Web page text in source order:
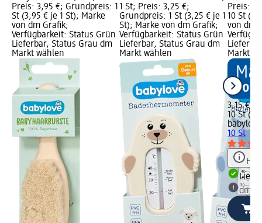
Preis: 3,95 €; Grundpreis: 1
St (3,95 € je 1 St); Marke
von dm Grafik;
Verfügbarkeit: Status Grün
Lieferbar, Status Grau dm
Markt wählen
1 St; Preis: 3,25 €;
Grundpreis: 1 St (3,25 € je 1
St); Marke von dm Grafik;
Verfügbarkeit: Status Grün
Lieferbar, Status Grau dm
Markt wählen
Preis:
10 St
von dm
Markt
3,15 €
10 St
babylove
10 St
dm